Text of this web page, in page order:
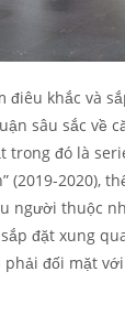
điêu khắc và
sâu sắc về
trong đó là
(2019-2020),
người thuộc
đặt xung
phải đối mặt